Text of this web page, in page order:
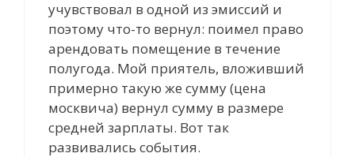
учувствовал в одной из эмиссий и
поэтому что-то вернул: поимел право
арендовать помещение в течение
полугода. Мой приятель, вложивший
примерно такую же сумму (цена
москвича) вернул сумму в размере
средней зарплаты. Вот так
развивались события.